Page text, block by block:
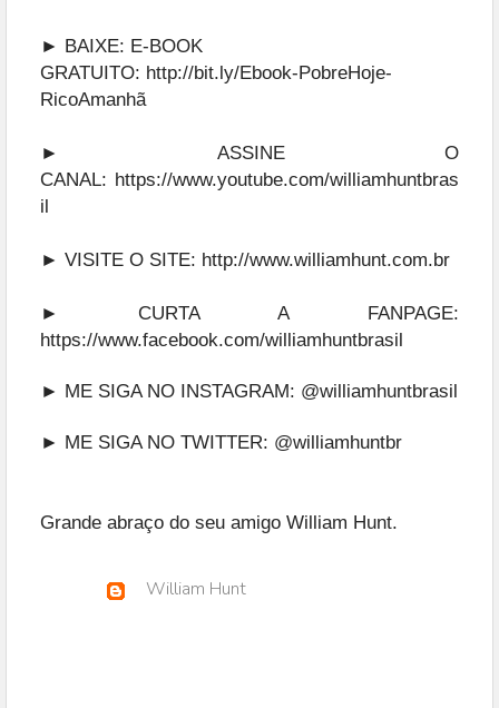
► BAIXE: E-BOOK
GRATUITO: http://bit.ly/Ebook-PobreHoje-
RicoAmanhã
► ASSINE O
CANAL: https://www.youtube.com/williamhuntbras
il
► VISITE O SITE: http://www.williamhunt.com.br
► CURTA A FANPAGE:
https://www.facebook.com/williamhuntbrasil
► ME SIGA NO INSTAGRAM: @williamhuntbrasil
► ME SIGA NO TWITTER: @williamhuntbr
Grande abraço do seu amigo William Hunt.
William Hunt